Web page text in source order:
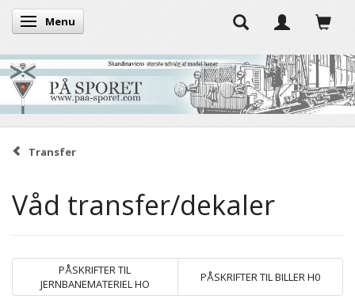
Skifte navigation
Menu
Transfer
Våd transfer/dekaler
PÅSKRIFTER TIL
JERNBANEMATERIEL HO
PÅSKRIFTER TIL BILLER H0